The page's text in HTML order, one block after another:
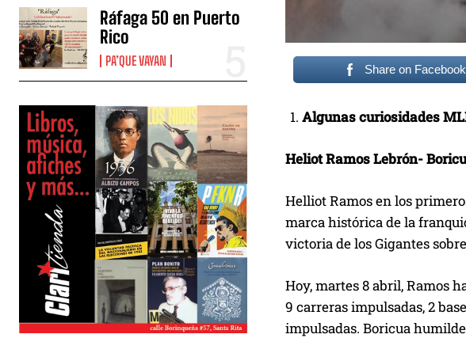
Ráfaga 50 en Puerto
Rico
PA’QUE VAYAN
Share on Facebook
Algunas curiosidades
Heliot Ramos Lebrón-
Helliot Ramos en los
marca histórica de la
victoria de los Gigantes
Hoy, martes 8 abril, Ramos
9 carreras impulsadas, 2
impulsadas. Boricua